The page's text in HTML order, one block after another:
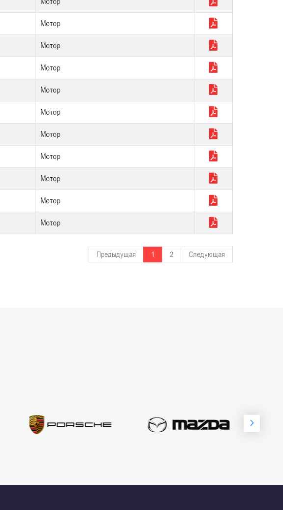
Мотор
Мотор
Мотор
Мотор
Мотор
Мотор
Мотор
Мотор
Мотор
Мотор
Предыдущая 1 2 Следующая